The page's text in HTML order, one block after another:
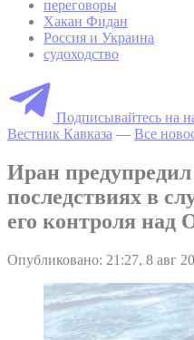
переговоры
Хакан Фидан
Россия и Украина
судоходство
Подписывайтесь на
Вестник Кавказа — Все
Иран
последствиях в
его контроля над
Опубликовано: 21:27, 8 авг